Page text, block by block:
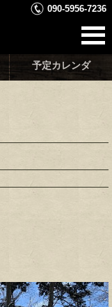
090-5956-7236
予定カレンダ